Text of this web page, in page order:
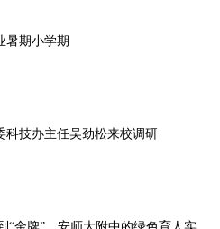
暑期小学期
科技办主任吴劲松来校调研